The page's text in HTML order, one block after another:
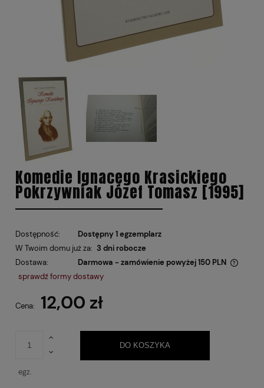
Komedie Ignacego Krasickiego
Pokrzywniak Józef Tomasz [1995]
Dostępność:
Dostępny 1 egzemplarz
W Twoim domu już za: 3 dni robocze
Dostawa:
Darmowa - zamówienie powyżej 150 PLN
Cena nie zawiera ewentualnych kosztów płatności
sprawdź formy dostawy
Cena: 12,00 zł
egz.
DO KOSZYKA